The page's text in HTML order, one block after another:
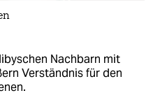
Nachbarn mit
Verständnis für den